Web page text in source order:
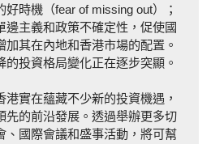
時機（fear of missing out）；
邊主義和政策不確定性，促使國
加其在內地和香港市場的配置。
投資格局變化正在逐步突顯。
實在蘊藏不少新的投資機遇，
先的前沿發展。透過舉辦更多切
、國際會議和盛事活動，將可幫